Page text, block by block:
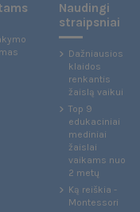
Naudingi
straipsniai
Dažniausios
klaidos
renkantis
žaislą vaikui
Top 9
edukaciniai
mediniai
žaislai
vaikams nuo
2 metų
Ką reiškia -
Montessori